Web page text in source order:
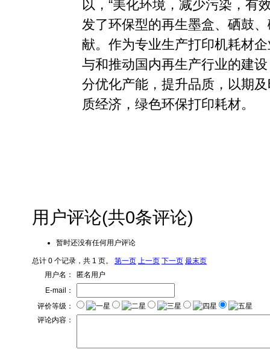
以，“美化环境，减少污染，有
发了环保型的再生墨盒、硒鼓
献。作为专业生产打印机耗材
与和推动国内再生产行业的建
分优化产能，提升品质，以期
质经济，绿色环保打印耗材。
用户评论(共0条评论)
暂时还没有任何用户评论
总计 0 个记录，共 1 页。 第一页 上一页 下一页 最末页
用户名：
匿名用户
E-mail：
评价等级：
评论内容：